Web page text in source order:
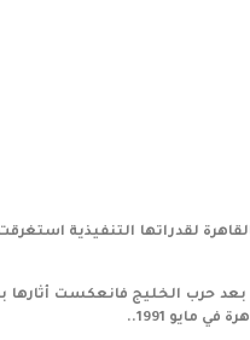
العامة بالقاهرة لقدراتها التنفيذية
بعد حرب الخليج فانعكست
مايو 1991..